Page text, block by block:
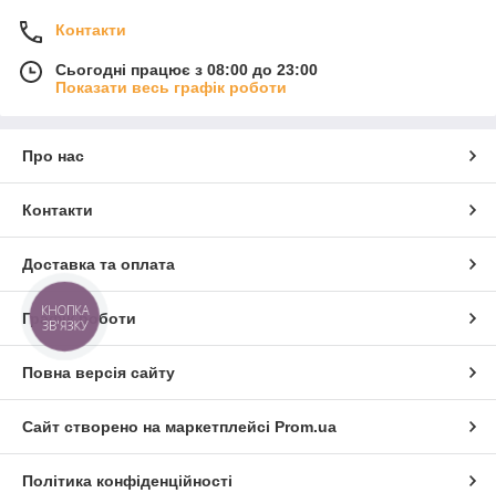
Контакти
Сьогодні працює з 08:00 до 23:00
Показати весь графік роботи
Про нас
Контакти
Доставка та оплата
Графік роботи
Повна версія сайту
Сайт створено на маркетплейсі Prom.ua
Політика конфіденційності
КНОПКА
ЗВ'ЯЗКУ